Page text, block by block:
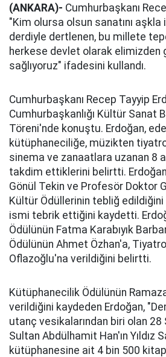
(ANKARA)- Cumhurbaşkanı
"Kim olursa olsun sanatını
derdiyle dertlenen, bu millete
herkese devlet olarak elimizden
sağlıyoruz" ifadesini kullandı.
Cumhurbaşkanı Recep Tayyip
Cumhurbaşkanlığı Kültür Sanat
Töreni'nde konuştu. Erdoğan,
kütüphaneciliğe, müzikten
sinema ve zanaatlara uzanan 8
takdim ettiklerini belirtti.
Gönül Tekin ve Profesör Doktor
Kültür Ödüllerinin tebliğ
ismi tebrik ettiğini kaydetti.
Ödülünün Fatma Karabıyık
Ödülünün Ahmet Özhan'a,
Oflazoğlu'na verildiğini belirtti.
Kütüphanecilik Ödülünün
verildiğini kaydeden Erdoğan,
utanç vesikalarından biri olan
Sultan Abdülhamit Han'ın Yıldız
kütüphanesine ait 4 bin 500